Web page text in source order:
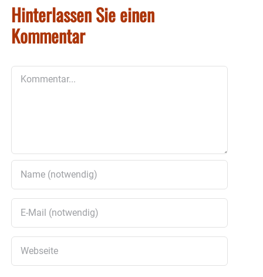
Hinterlassen Sie einen
Kommentar